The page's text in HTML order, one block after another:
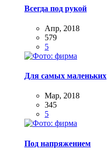
Всегда под рукой
Апр, 2018
579
5
Для самых маленьких
Мар, 2018
345
5
Под напряжением